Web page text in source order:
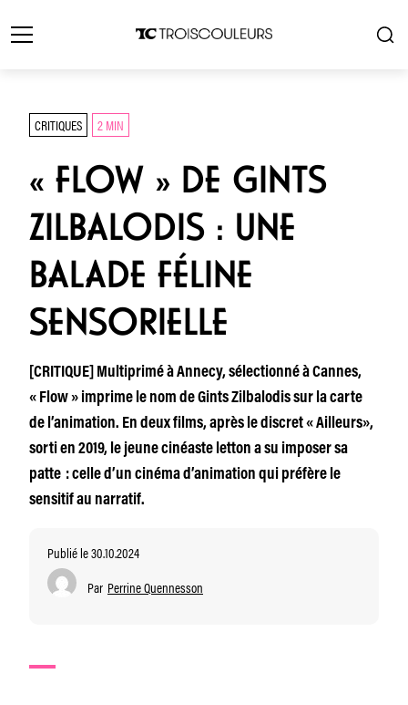
CRITIQUES 2 MIN
« FLOW » DE GINTS
ZILBALODIS : UNE
BALADE FÉLINE
SENSORIELLE
[CRITIQUE] Multiprimé à Annecy, sélectionné à Cannes,
« Flow » imprime le nom de Gints Zilbalodis sur la carte
de l’animation. En deux films, après le discret « Ailleurs»,
sorti en 2019, le jeune cinéaste letton a su imposer sa
patte : celle d’un cinéma d’animation qui préfère le
sensitif au narratif.
Publié le 30.10.2024
Par Perrine Quennesson